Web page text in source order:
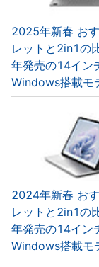
2025年新春 お
レットと2in1の
年発売の14イン
Windows搭載モ
2024年新春 お
レットと2in1の
年発売の14イン
Windows搭載モ